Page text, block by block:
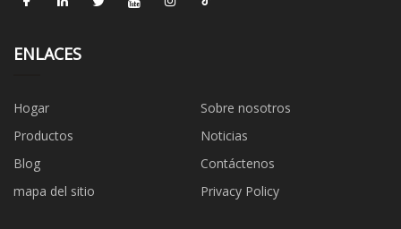
ENLACES
Hogar
Sobre nosotros
Productos
Noticias
Blog
Contáctenos
mapa del sitio
Privacy Policy